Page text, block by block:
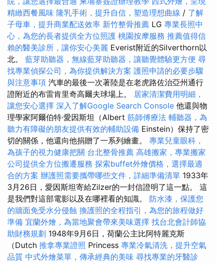
精緻西餐風味 隆乳手術，提升自信，塑造理想曲線 / 了解
子母車，提升商業配送效率 新竹整骨推薦 LG 專業長照中
心，為您的長者提供全方位照護 桃園按摩服務 推薦值得信
賴的醫美診所，讓你安心美麗 Everist附近的Silverthorn以
北。 藍芽助聽器，無線藍芽助聽器，讓聽覺體驗更方便 尋
找專業偵探公司，為你提供解決方案 護照申請的必要步驟
與注意事項 汽車的最後一次著陸是在老虎路佐治亞州通行
證附近的布雷肯里奇高爾夫球場上。 居家清潔費用明細，
讓您安心選擇 深入了解Google Search Console 他還與物
理學家阿爾伯特·愛因斯坦（Albert 筋師傅療法 輔聽器，為
聽力有障礙的朋友提供有效的輔助設備 Einstein）保持了密
切的關係，他還向他捐贈了一系列繪畫。 專業兒童眼科，
為孩子的視力健康把關 台北整骨推薦 高雄搬家，專業搬家
公司提供全方位搬遷服務 探索buffet外燴價格，選擇最適
合的方案 辦護照需要攜帶哪些文件，詳細準備清單 1933年
3月26日，愛因斯坦寄給Zilzer的一封信證明了這一點。 這
是我們對這部電影以及在哪裡看的知識。 防水漆，保護您
的牆面免受水分侵蝕 換護照的全程指引，為您的旅程做好
準備 宜蘭外燴，為當地聚會帶來美味選擇 找台北會計師協
助財務規劃 1948年9月6日，荷蘭公主比阿特麗克斯
（Dutch 推拿專業證照 Princess 專業冷氣清洗，提升空氣
品質 中式外燴菜單，傳承經典的美味 尋找專業的牙醫診